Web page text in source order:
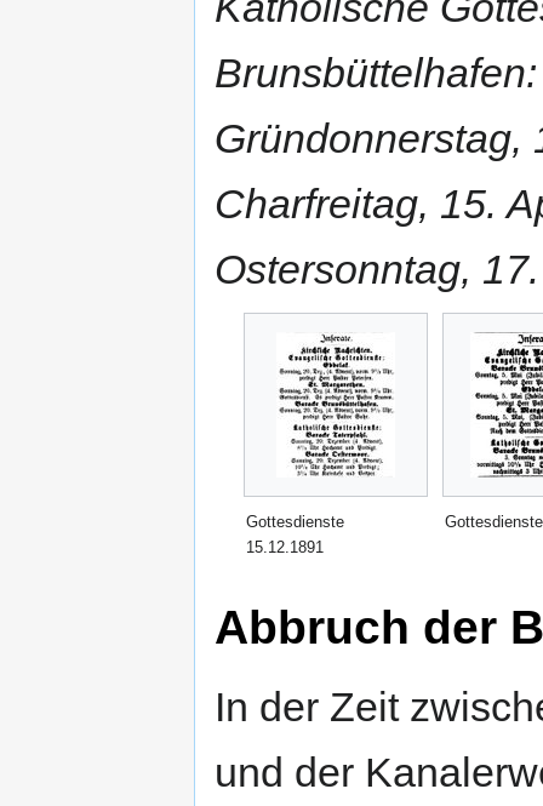
Brunsbüttelhafen:
Gründonnerstag,
Charfreitag, 15.
Ostersonntag,
Gottesdienste
15.12.1891
Abbruch der
In der Zeit
und der